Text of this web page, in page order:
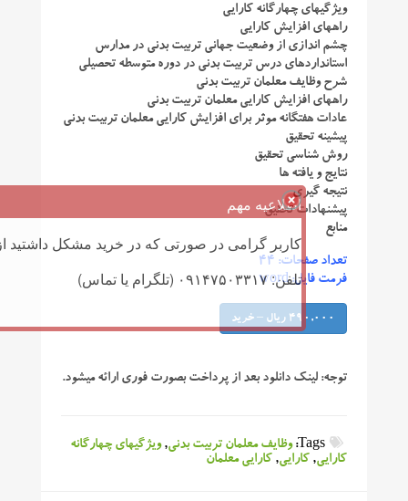
ویژگیهای چهارگانه کارایی
راههای افزایش کارایی
چشم اندازی از وضعیت جهانی تربیت بدنی در مدارس
استانداردهای درس تربیت بدنی در دوره متوسطه تحصیلی
شرح وظایف معلمان تربیت بدنی
راههای افزایش کارایی معلمان تربیت بدنی
عادات هفتگانه موثر برای افزایش کارایی معلمان تربیت بدنی
پیشینه تحقیق
روش شناسی تحقیق
نتایج و یافته ها
نتیجه گیری
پیشنهادات تحقیق
منابع
تعداد صفحات: ۴۴
فرمت فایل: word
490,000 ریال – خرید
توجه: لینک دانلود بعد از پرداخت بصورت فوری ارائه میشود.
Tags: وظایف معلمان تربیت بدنی,ویژگیهای چهارگانه
کارایی, کارایی, کارایی معلمان
اطلاعیه مهم
کاربر گرامی در صورتی که در خرید مشکل داشتید
تلفن: ۰۹۱۴۷۵۰۳۳۱۷ (تلگرام یا تماس)